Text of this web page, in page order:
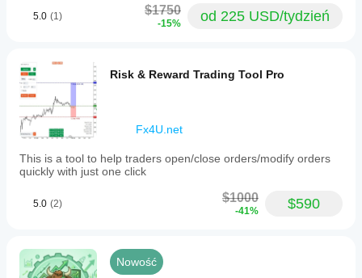
5.0 (1) $1750
-15% od 225 USD/tydzień
Risk & Reward Trading Tool Pro
Fx4U.net
This is a tool to help traders open/close orders/modify orders
quickly with just one click
5.0 (2) $1000
-41% $590
Nowość